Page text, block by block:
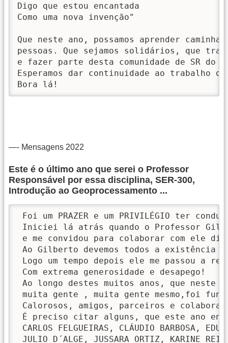
Digo que estou encantada
Como uma nova invenção"
Que neste ano, possamos aprender
pessoas. Que sejamos solidários, que
e fazer parte desta comunidade de SR do
Esperamos dar continuidade ao trabalho
Bora lá!
—- Mensagens 2022
Este é o último ano que serei o Professor
Responsável por essa disciplina, SER-300,
Introdução ao Geoprocessamento ...
Foi um PRAZER e um PRIVILÉGIO ter
Iniciei lá atrás quando o Professor
e me convidou para colaborar com ele
Ao Gilberto devemos todos a existência
Logo um tempo depois ele me passou a
Com extrema generosidade e desapego!
Ao longo destes muitos anos, que neste
muita gente , muita gente mesmo,foi
Calorosos, amigos, parceiros e
É preciso citar alguns, que este ano
CARLOS FELGUEIRAS, CLÁUDIO BARBOSA,
JULIO D´ALGE, JUSSARA ORTIZ, KARINE